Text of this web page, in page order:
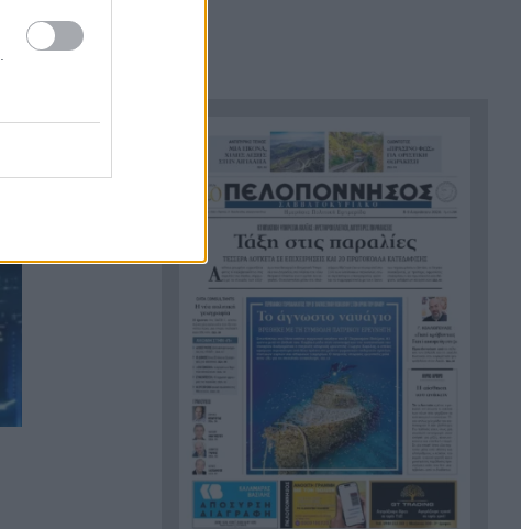
διαρκείας στον ΟΦΗ από την
κοιλιά της μάνας του!»
18:01
Τέθηκε υπό έλεγχο η φωτιά
στο Κιλκίς
17:51
Πρίγκιπας Ουίλιαμ και Χάρι:
Πότε συναντήθηκαν τελευταία
φορά – Στο μηδέν οι σχέσεις
τους
17:43
Κιλκίς: Φωτιά, επιχειρούν τρία
αεροσκάφη, 28 πυροσβέστες,
εθελοντές και 9 οχήματα
17:38 Αντόνιο Μπαντέρας: Γιατί
άφησε το Χόλιγουντ και
επέστρεψε στη Μάλαγα